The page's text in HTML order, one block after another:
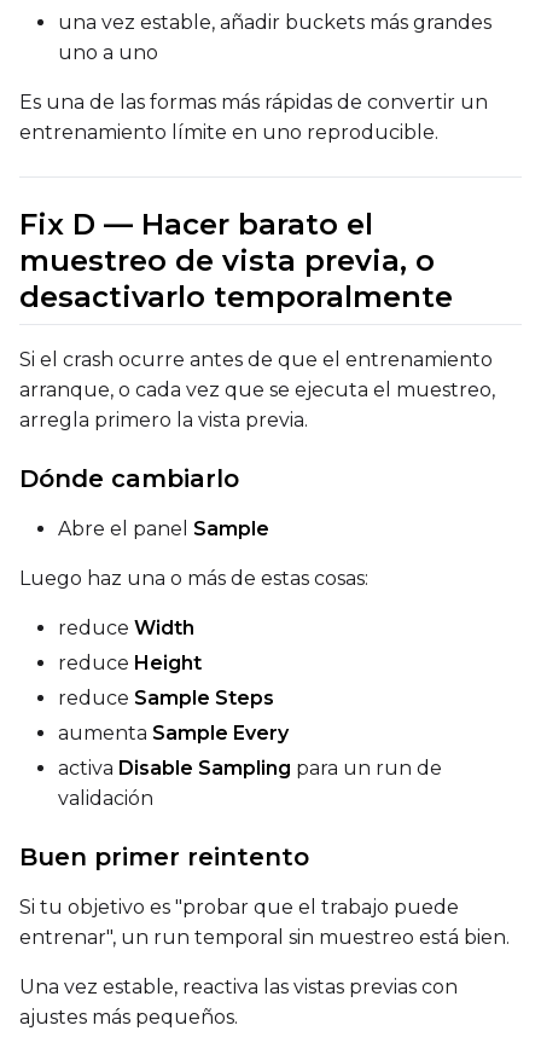
una vez estable, añadir buckets más grandes
uno a uno
Es una de las formas más rápidas de convertir un
entrenamiento límite en uno reproducible.
Fix D — Hacer barato el
muestreo de vista previa, o
desactivarlo temporalmente
Si el crash ocurre antes de que el entrenamiento
arranque, o cada vez que se ejecuta el muestreo,
arregla primero la vista previa.
Dónde cambiarlo
Abre el panel Sample
Luego haz una o más de estas cosas:
reduce Width
reduce Height
reduce Sample Steps
aumenta Sample Every
activa Disable Sampling para un run de
validación
Buen primer reintento
Si tu objetivo es "probar que el trabajo puede
entrenar", un run temporal sin muestreo está bien.
Una vez estable, reactiva las vistas previas con
ajustes más pequeños.